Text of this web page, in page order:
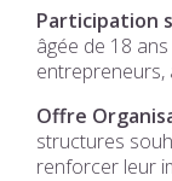
Participation
âgée de 18
entrepreneurs,
Offre
structures
renforcer leur